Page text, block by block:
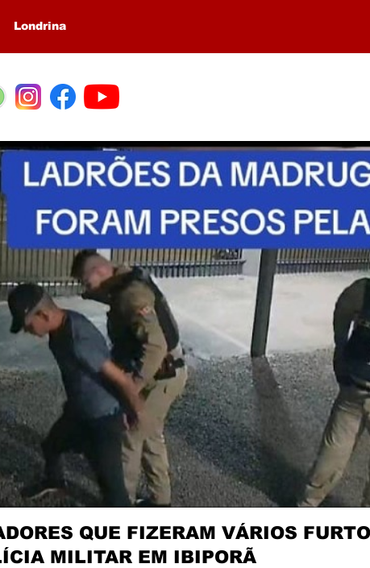
Londrina
QUE FIZERAM VÁRIOS
MILITAR EM IBIPORÃ